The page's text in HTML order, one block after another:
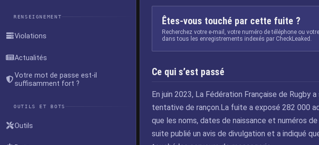
RENSEIGNEMENT
Violations
Actualités
Votre mot de passe est-il
suffisamment fort ?
OUTILS ET BOTS
Outils
Êtes-vous touché par cette fuite ?
Recherchez votre e-mail, votre numéro de téléphone ou
dans tous les enregistrements indexés par CheckLeaked.
Ce qui s’est passé
En juin 2023, La Fédération Française de Rugby
tentative de rançon.La fuite a exposé 282 000
que les noms, dates de naissance et numéros
suite publié un avis de divulgation et a indiqué